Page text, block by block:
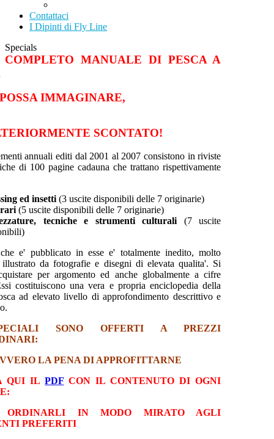
Contattaci
I Dipinti di Fly Line
Specials
MANUALE DI PESCA A
IMMAGINARE,
SCONTATO!
annuali editi dal 2001 al 2007 consistono in riviste
di 100 pagine cadauna che trattano rispettivamente
ed insetti (3 uscite disponibili delle 7 originarie)
(5 uscite disponibili delle 7 originarie)
tecniche e strumenti culturali (7 uscite
e' pubblicato in esse e' totalmente inedito, molto
da fotografie e disegni di elevata qualita'. Si
per argomento ed anche globalmente a cifre
costituiscono una vera e propria enciclopedia della
ad elevato livello di approfondimento descrittivo e
SONO OFFERTI A PREZZI
LA PENA DI APPROFITTARNE
QUI ILPDF CON IL CONTENUTO DI OGNI
ORDINARLI IN MODO MIRATO AGLI
PREFERITI